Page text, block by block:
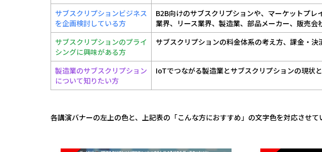
サブスクリプションビジネス
を企画検討している方
B2B向けのサブスクリプションや、マーケットプ
業界、リース業界、製造業、部品メーカー、販売会
サブスクリプションのプライ
シングに興味がある方
サブスクリプションの料金体系の考え方、課金・
製造業のサブスクリプション
について知りたい方
IoTでつながる製造業とサブスクリプションの現状
各講演バナーの左上の色と、上記表の「こんな方におすすめ」の文字色を対応させて